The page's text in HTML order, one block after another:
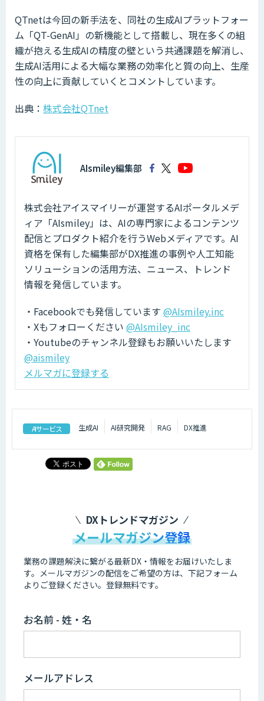
QTnetは今回の新手法を、同社の生成AIプラットフォー
ム「QT-GenAI」の新機能として搭載し、現在多くの組
織が抱える生成AIの精度の壁という共通課題を解消し、
生成AI活用による大幅な業務の効率化と質の向上、生産
性の向上に貢献していくとコメントしています。
出典： 株式会社QTnet
AIsmiley編集部
株式会社アイスマイリーが運営するAIポータルメデ
ィア「AIsmiley」は、AIの専門家によるコンテンツ
配信とプロダクト紹介を行うWebメディアです。AI
資格を保有した編集部がDX推進の事例や人工知能
ソリューションの活用方法、ニュース、トレンド
情報を発信しています。
・Facebookでも発信しています @AIsmiley.inc
・Xもフォローください @AIsmiley_inc
・Youtubeのチャンネル登録もお願いいたします
@aismiley
メルマガに登録する
AIサービス 生成AI AI研究開発 RAG DX推進
DXトレンドマガジン
メールマガジン登録
業務の課題解決に繋がる最新DX・情報をお届けいたしま
す。 メールマガジンの配信をご希望の方は、下記フォーム
よりご登録ください。登録無料です。
お名前 - 姓・名
メールアドレス